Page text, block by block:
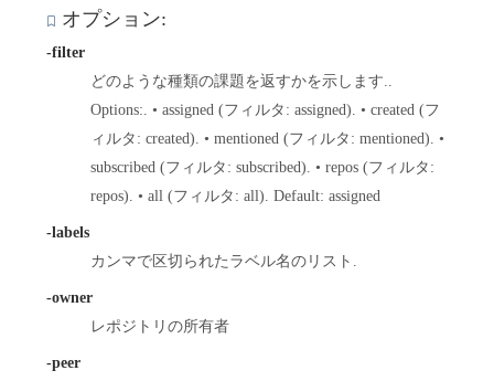
オプション:
-filter
どのような種類の課題を返すかを示します..
Options:. • assigned (フィルタ: assigned). • created (フ
ィルタ: created). • mentioned (フィルタ: mentioned). •
subscribed (フィルタ: subscribed). • repos (フィルタ:
repos). • all (フィルタ: all). Default: assigned
-labels
カンマで区切られたラベル名のリスト.
-owner
レポジトリの所有者
-peer